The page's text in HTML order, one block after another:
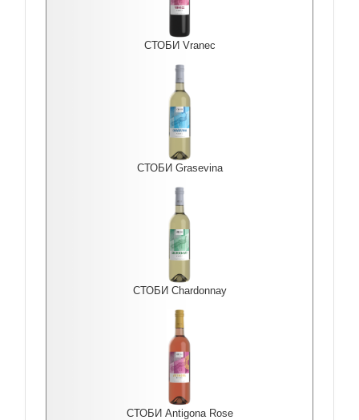
СТОБИ Vranec
СТОБИ Grasevina
СТОБИ Chardonnay
СТОБИ Antigona Rоse